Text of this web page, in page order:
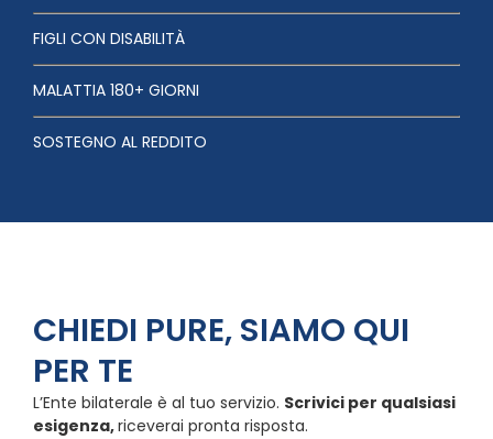
FIGLI CON DISABILITÀ
MALATTIA 180+ GIORNI
SOSTEGNO AL REDDITO
CHIEDI PURE, SIAMO QUI
PER TE
L’Ente bilaterale è al tuo servizio. Scrivici per qualsiasi
esigenza,riceverai pronta risposta.